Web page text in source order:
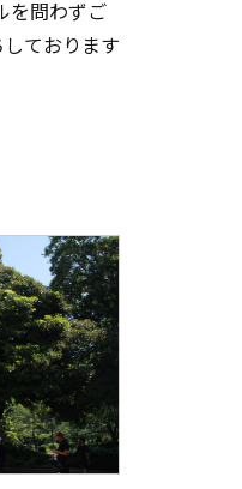
を問わずご
ております